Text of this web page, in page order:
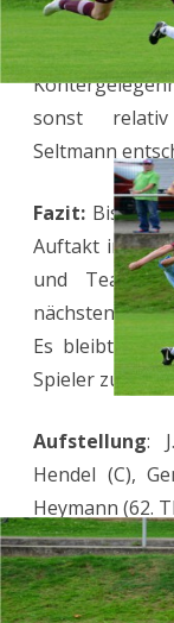
musste, um
Hause zu
sonst relativ
Seltmann
Fazit: Bis auf
Auftakt in die
und
nächsten
Es bleibt zu
Spieler zur
Aufstellung:
Hendel (C),
Heymann (62.
Tore:1:0
FE), 3:1 J.
Gelbe Karte: